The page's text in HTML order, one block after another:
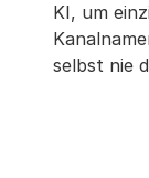
KI, um
selbst nie